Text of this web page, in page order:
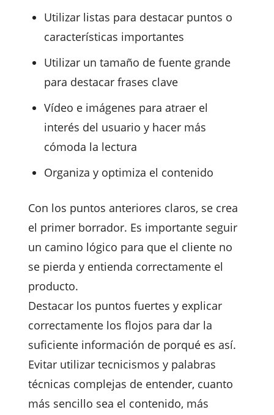
Utilizar listas para destacar puntos o
características importantes
Utilizar un tamaño de fuente grande
para destacar frases clave
Vídeo e imágenes para atraer el
interés del usuario y hacer más
cómoda la lectura
Organiza y optimiza el contenido
Con los puntos anteriores claros, se crea
el primer borrador. Es importante seguir
un camino lógico para que el cliente no
se pierda y entienda correctamente el
producto.
Destacar los puntos fuertes y explicar
correctamente los flojos para dar la
suficiente información de porqué es así.
Evitar utilizar tecnicismos y palabras
técnicas complejas de entender, cuanto
más sencillo sea el contenido, más